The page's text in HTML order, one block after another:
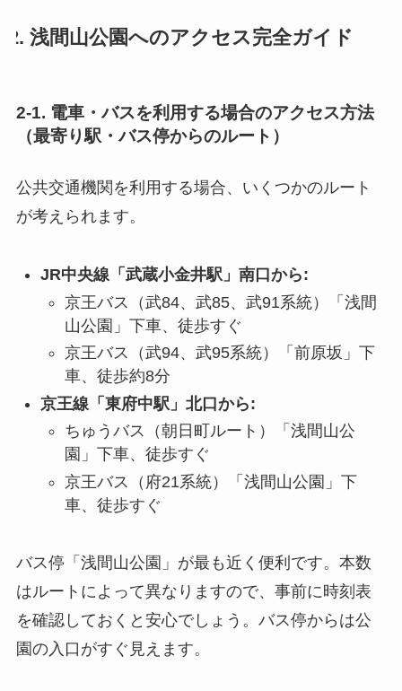
2. 浅間山公園へのアクセス完全ガイド
2-1. 電車・バスを利用する場合のアクセス方法
（最寄り駅・バス停からのルート）
公共交通機関を利用する場合、いくつかのルート
が考えられます。
JR中央線「武蔵小金井駅」南口から:
京王バス（武84、武85、武91系統）「浅間
山公園」下車、徒歩すぐ
京王バス（武94、武95系統）「前原坂」下
車、徒歩約8分
京王線「東府中駅」北口から:
ちゅうバス（朝日町ルート）「浅間山公
園」下車、徒歩すぐ
京王バス（府21系統）「浅間山公園」下
車、徒歩すぐ
バス停「浅間山公園」が最も近く便利です。本数
はルートによって異なりますので、事前に時刻表
を確認しておくと安心でしょう。バス停からは公
園の入口がすぐ見えます。